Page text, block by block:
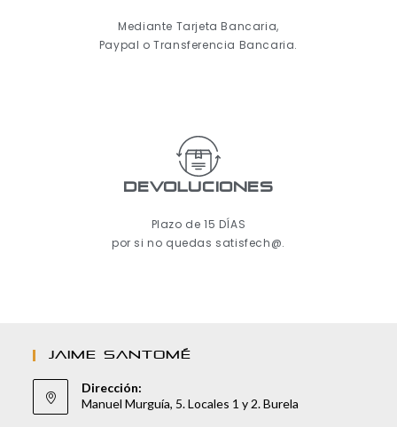
Mediante Tarjeta Bancaria,
Paypal o Transferencia Bancaria.
Devoluciones
Plazo de 15 DÍAS
por si no quedas satisfech@.
JAIME SANTOMÉ
Dirección:
Manuel Murguía, 5. Locales 1 y 2. Burela